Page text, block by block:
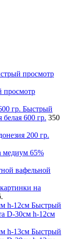
просмотр
просмотр
Быстрый
белая 600 гр. 350
медиум 65%
на
Быстрый
D-30см h-12см
Быстрый